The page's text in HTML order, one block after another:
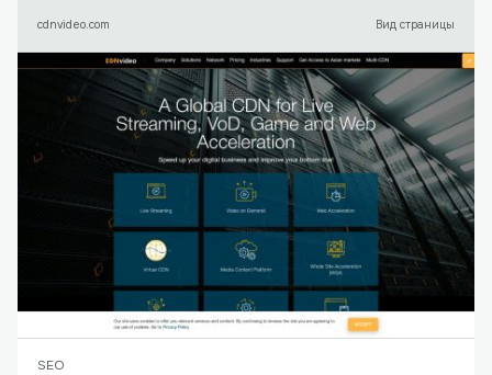
cdnvideo.com Вид страницы
SEO